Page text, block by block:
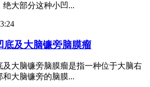
大部分这种小凹...
底及大脑镰旁脑膜瘤
及大脑镰旁脑膜瘤是指一种位于大脑右
大脑镰旁的脑膜...